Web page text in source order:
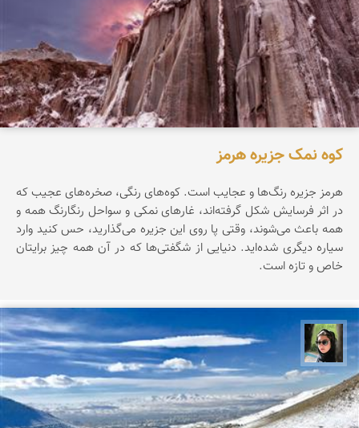
کوه نمک جزیره هرمز
هرمز جزیره‌ رنگ‌ها‌ و عجایب است. کوه‌های رنگی، صخره‌های عجیب که
در اثر فرسایش شکل گرفته‌اند، غارهای نمکی و سواحل رنگارنگ همه و
همه باعث می‌شوند، وقتی پا روی این جزیره می‌گذارید، حس کنید وارد
سیاره‌ دیگری شده‌اید. دنیایی از شگفتی‌ها که در آن همه چیز برایتان
خاص و تازه است.
سپیده اصلان